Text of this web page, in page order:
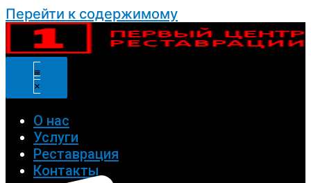
Перейти к содержимому
О нас
Услуги
Реставрация
Контакты